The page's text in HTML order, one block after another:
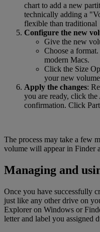
chart to add a new
technically adding a
flexible than
Configure the new
Give the new
Choose a
modern Macs.
Click the Size
your new
Apply the changes:
you are ready, click
confirmation. Click
The process may take a few
volume will appear in Finder
Managing and
Once you have successfully
just like any other drive on
Explorer on Windows or
letter and label you assigned